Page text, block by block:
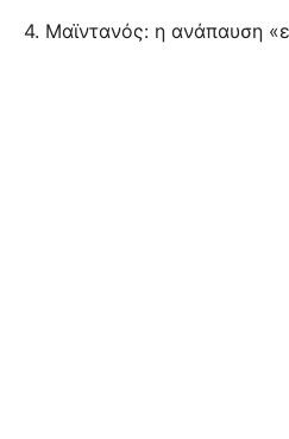
4. Μαϊντανός: η ανάπαυση